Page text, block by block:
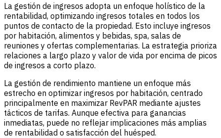
La gestión de ingresos adopta un enfoque holístico de la
rentabilidad, optimizando ingresos totales en todos los
puntos de contacto de la propiedad. Esto incluye ingresos
por habitación, alimentos y bebidas, spa, salas de
reuniones y ofertas complementarias. La estrategia prioriza
relaciones a largo plazo y valor de vida por encima de picos
de ingresos a corto plazo.
La gestión de rendimiento mantiene un enfoque más
estrecho en optimizar ingresos por habitación, centrado
principalmente en maximizar RevPAR mediante ajustes
tácticos de tarifas. Aunque efectiva para ganancias
inmediatas, puede no reflejar implicaciones más amplias
de rentabilidad o satisfacción del huésped.